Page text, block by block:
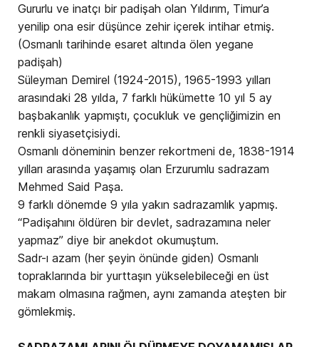
Gururlu ve inatçı bir padişah olan Yıldırım, Timur’a
yenilip ona esir düşünce zehir içerek intihar etmiş.
(Osmanlı tarihinde esaret altında ölen yegane
padişah)
Süleyman Demirel (1924-2015), 1965-1993 yılları
arasındaki 28 yılda, 7 farklı hükümette 10 yıl 5 ay
başbakanlık yapmıştı, çocukluk ve gençliğimizin en
renkli siyasetçisiydi.
Osmanlı döneminin benzer rekortmeni de, 1838-1914
yılları arasında yaşamış olan Erzurumlu sadrazam
Mehmed Said Paşa.
9 farklı dönemde 9 yıla yakın sadrazamlık yapmış.
“Padişahını öldüren bir devlet, sadrazamına neler
yapmaz” diye bir anekdot okumuştum.
Sadr-ı azam (her şeyin önünde giden) Osmanlı
topraklarında bir yurttaşın yükselebileceği en üst
makam olmasına rağmen, aynı zamanda ateşten bir
gömlekmiş.